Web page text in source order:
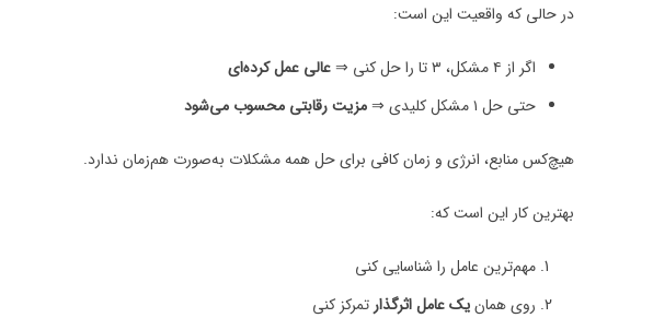
در حالی که واقعیت این است:
اگر از ۴ مشکل، ۳ تا را حل کنی ⇒
عالی عمل کرده‌ای
حتی حل ۱ مشکل کلیدی ⇒
مزیت رقابتی محسوب می‌شود
هیچ‌کس منابع، انرژی و زمان کافی برای حل همه مشکلات به‌صورت هم‌زمان ندارد.
بهترین کار این است که:
مهم‌ترین عامل را شناسایی کنی
روی همانیک عامل اثرگذار تمرکز کنی